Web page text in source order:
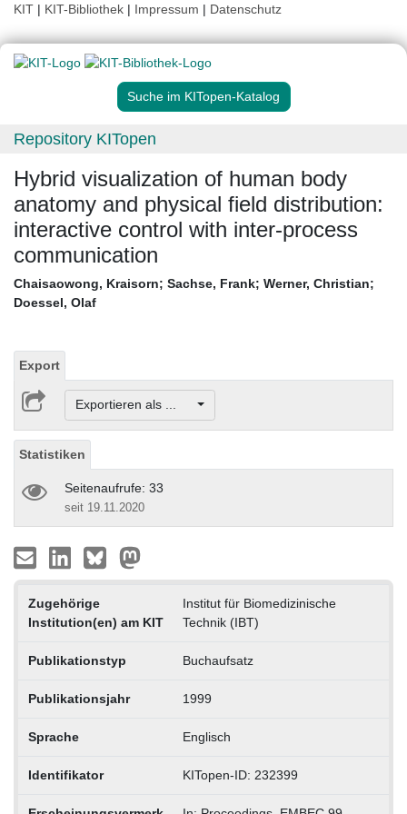
KIT | KIT-Bibliothek | Impressum | Datenschutz
Suche im KITopen-Katalog
Repository KITopen
Hybrid visualization of human body
anatomy and physical field distribution:
interactive control with inter-process
communication
Chaisaowong, Kraisorn; Sachse, Frank; Werner, Christian;
Doessel, Olaf
Export
Exportieren als ...
Statistiken
Seitenaufrufe: 33
seit 19.11.2020
Zugehörige
Institution(en) am KIT
Institut für Biomedizinische
Technik (IBT)
Publikationstyp Buchaufsatz
Publikationsjahr 1999
Sprache Englisch
Identifikator KITopen-ID: 232399